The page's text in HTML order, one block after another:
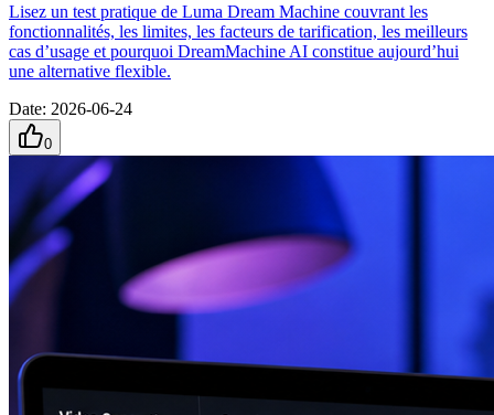
Lisez un test pratique de Luma Dream Machine couvrant les
fonctionnalités, les limites, les facteurs de tarification, les meilleurs
cas d’usage et pourquoi DreamMachine AI constitue aujourd’hui
une alternative flexible.
Date: 2026-06-24
0